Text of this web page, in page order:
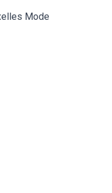
Mode